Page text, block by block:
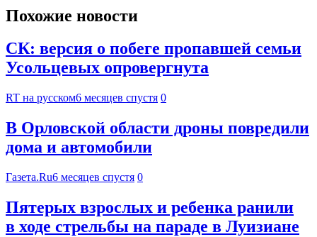
Похожие новости
СК: версия о побеге пропавшей семьи
Усольцевых опровергнута
RT на русском6 месяцев спустя 0
В Орловской области дроны повредили
дома и автомобили
Газета.Ru6 месяцев спустя 0
Пятерых взрослых и ребенка ранили
в ходе стрельбы на параде в Луизиане